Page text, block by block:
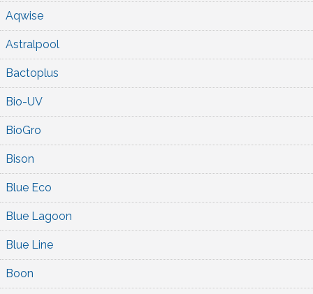
Aqwise
Astralpool
Bactoplus
Bio-UV
BioGro
Bison
Blue Eco
Blue Lagoon
Blue Line
Boon